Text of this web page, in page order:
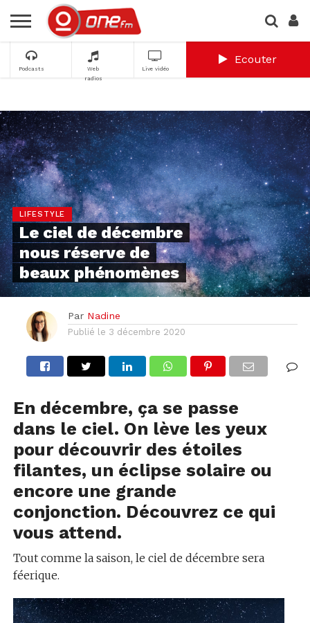
Podcasts
Web
radios
Live vidéo
Ecouter
LIFESTYLE
Le ciel de décembre
nous réserve de
beaux phénomènes
Par Nadine
Publié le 3 décembre 2020
En décembre, ça se passe
dans le ciel. On lève les yeux
pour découvrir des étoiles
filantes, un éclipse solaire ou
encore une grande
conjonction. Découvrez ce qui
vous attend.
Tout comme la saison, le ciel de décembre sera
féerique.